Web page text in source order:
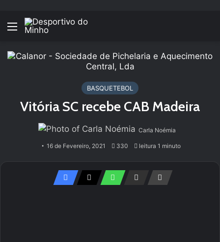
Menu
BASQUETEBOL
Vitória SC recebe CAB Madeira
Carla Noémia
16 de Fevereiro, 2021 330 leitura 1 minuto